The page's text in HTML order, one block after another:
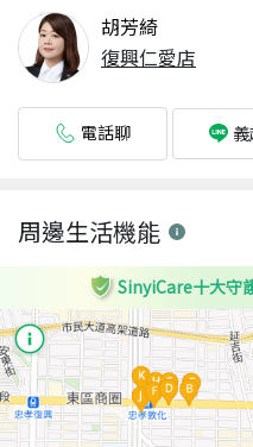
胡芳綺
復興仁愛店
電話聊
周邊生活機能
SinyiCare十大守